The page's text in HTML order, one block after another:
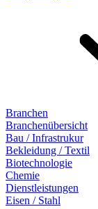
Branchen
Branchenübersicht
Bau / Infrastrukur
Bekleidung / Textil
Biotechnologie
Chemie
Dienstleistungen
Eisen / Stahl